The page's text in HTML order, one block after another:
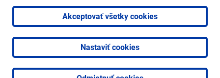
Akceptovať všetky cookies
Nastaviť cookies
Kontakty
Vyhlásenie o prístupnosti
2026 © Mestská časť Bratislava-Lamač|Tvorba web
stránok
aredakčný systém odAlejTech, spol. s r.o.